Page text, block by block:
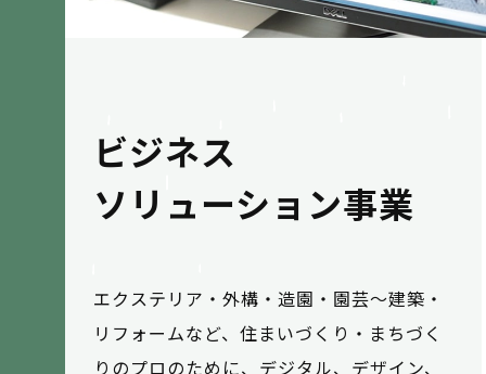
ビジネス
ソリューション事業
エクステリア・外構・造園・園芸～建築・
リフォームなど、住まいづくり・まちづく
りのプロのために、デジタル、デザイン、